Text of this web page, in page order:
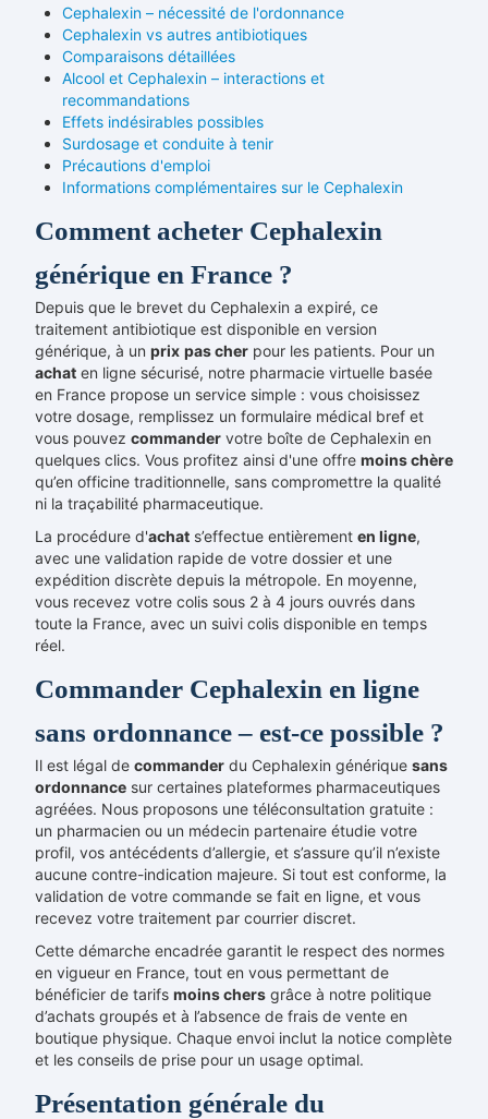
Cephalexin – nécessité de l'ordonnance
Cephalexin vs autres antibiotiques
Comparaisons détaillées
Alcool et Cephalexin – interactions et
recommandations
Effets indésirables possibles
Surdosage et conduite à tenir
Précautions d'emploi
Informations complémentaires sur le Cephalexin
Comment acheter Cephalexin
générique en France ?
Depuis que le brevet du Cephalexin a expiré, ce
traitement antibiotique est disponible en version
générique, à un prix pas cher pour les patients. Pour un
achat en ligne sécurisé, notre pharmacie virtuelle basée
en France propose un service simple : vous choisissez
votre dosage, remplissez un formulaire médical bref et
vous pouvez commander votre boîte de Cephalexin en
quelques clics. Vous profitez ainsi d'une offre moins chère
qu’en officine traditionnelle, sans compromettre la qualité
ni la traçabilité pharmaceutique.
La procédure d'achat s’effectue entièrement en ligne,
avec une validation rapide de votre dossier et une
expédition discrète depuis la métropole. En moyenne,
vous recevez votre colis sous 2 à 4 jours ouvrés dans
toute la France, avec un suivi colis disponible en temps
réel.
Commander Cephalexin en ligne
sans ordonnance – est-ce possible ?
Il est légal de commander du Cephalexin générique sans
ordonnance sur certaines plateformes pharmaceutiques
agréées. Nous proposons une téléconsultation gratuite :
un pharmacien ou un médecin partenaire étudie votre
profil, vos antécédents d’allergie, et s’assure qu’il n’existe
aucune contre-indication majeure. Si tout est conforme, la
validation de votre commande se fait en ligne, et vous
recevez votre traitement par courrier discret.
Cette démarche encadrée garantit le respect des normes
en vigueur en France, tout en vous permettant de
bénéficier de tarifs moins chers grâce à notre politique
d’achats groupés et à l’absence de frais de vente en
boutique physique. Chaque envoi inclut la notice complète
et les conseils de prise pour un usage optimal.
Présentation générale du